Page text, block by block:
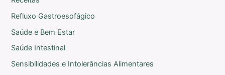
Refluxo Gastroesofágico
Saúde e Bem Estar
Saúde Intestinal
Sensibilidades e Intolerâncias Alimentares